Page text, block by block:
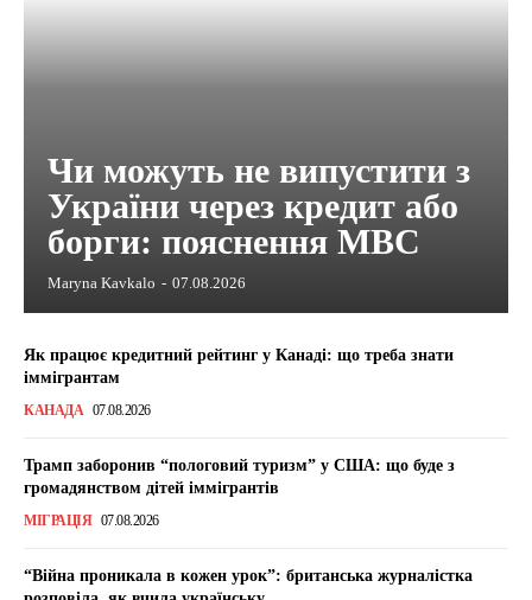
Чи можуть не випустити з
України через кредит або
борги: пояснення МВС
Maryna Kavkalo - 07.08.2026
Як працює кредитний рейтинг у Канаді: що треба знати
іммігрантам
КАНАДА 07.08.2026
Трамп заборонив “пологовий туризм” у США: що буде з
громадянством дітей іммігрантів
МІГРАЦІЯ 07.08.2026
“Війна проникала в кожен урок”: британська журналістка